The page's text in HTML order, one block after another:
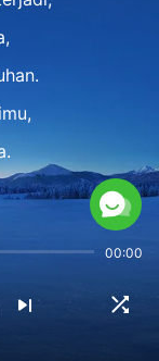
00:00